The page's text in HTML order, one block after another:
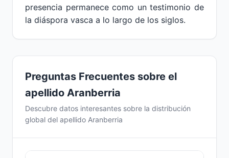
presencia permanece como un testimonio de
la diáspora vasca a lo largo de los siglos.
Preguntas Frecuentes sobre el
apellido Aranberria
Descubre datos interesantes sobre la distribución
global del apellido Aranberria